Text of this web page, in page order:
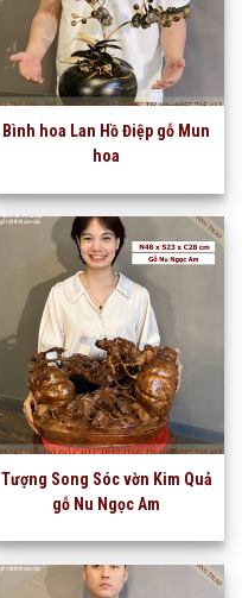
Bình hoa Lan Hồ Điệp gỗ Mun
hoa
Tượng Song Sóc vờn Kim Quả
gỗ Nu Ngọc Am